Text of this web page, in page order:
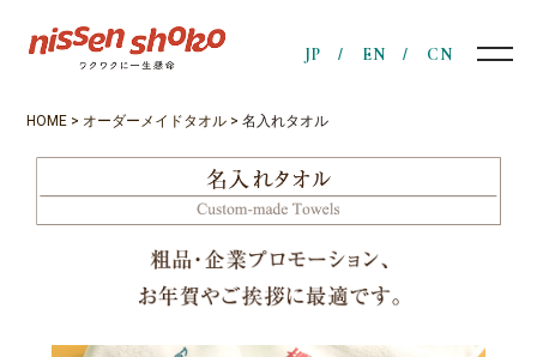
JP EN CN
HOME > オーダーメイドタオル >名入れタオル